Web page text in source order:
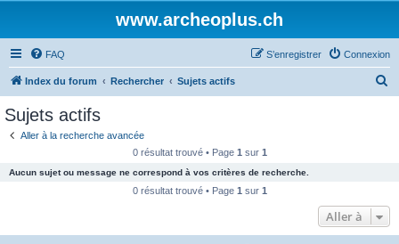
www.archeoplus.ch
FAQ Connexion
S’enregistrer
Index du forum Rechercher Sujets actifs
c
Sujets actifs
Aller à la recherche avancée
0 résultat trouvé • Page 1 sur 1
Aucun sujet ou message ne correspond à vos critères de recherche.
0 résultat trouvé • Page 1 sur 1
Aller à